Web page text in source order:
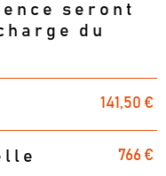
seront
du
141,50 €
766 €